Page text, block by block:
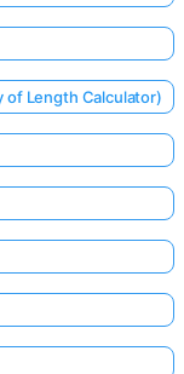
of Length Calculator)